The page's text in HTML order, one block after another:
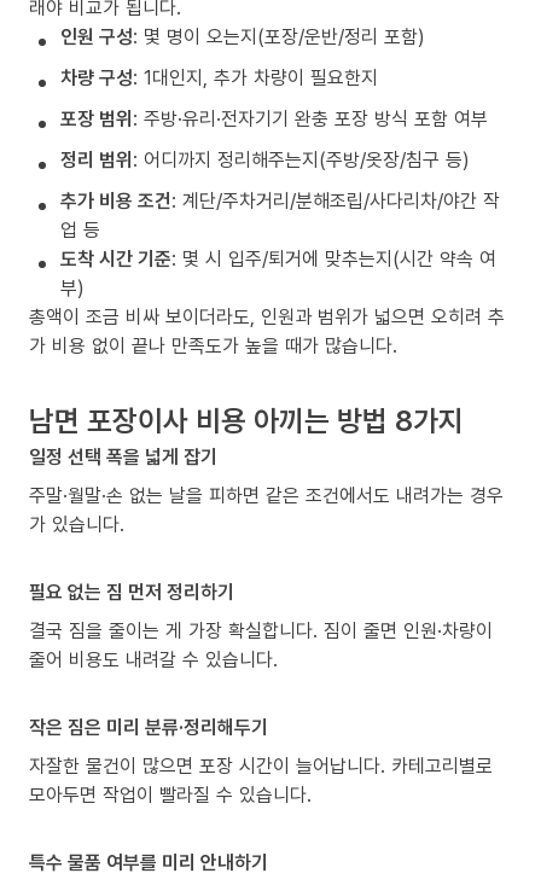
래야 비교가 됩니다.
인원 구성: 몇 명이 오는지(포장/운반/정리 포함)
차량 구성: 1대인지, 추가 차량이 필요한지
포장 범위: 주방·유리·전자기기 완충 포장 방식 포함 여부
정리 범위: 어디까지 정리해주는지(주방/옷장/침구 등)
추가 비용 조건: 계단/주차거리/분해조립/사다리차/야간 작
업 등
도착 시간 기준: 몇 시 입주/퇴거에 맞추는지(시간 약속 여
부)
총액이 조금 비싸 보이더라도, 인원과 범위가 넓으면 오히려 추
가 비용 없이 끝나 만족도가 높을 때가 많습니다.
남면 포장이사 비용 아끼는 방법 8가지
일정 선택 폭을 넓게 잡기
주말·월말·손 없는 날을 피하면 같은 조건에서도 내려가는 경우
가 있습니다.
필요 없는 짐 먼저 정리하기
결국 짐을 줄이는 게 가장 확실합니다. 짐이 줄면 인원·차량이
줄어 비용도 내려갈 수 있습니다.
작은 짐은 미리 분류·정리해두기
자잘한 물건이 많으면 포장 시간이 늘어납니다. 카테고리별로
모아두면 작업이 빨라질 수 있습니다.
특수 물품 여부를 미리 안내하기